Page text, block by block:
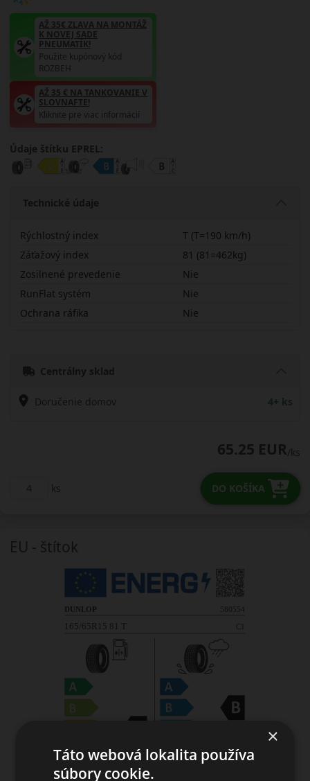
AŽ 35€ ZĽAVA NA MONTÁŽ
K NOVEJ SADE
PNEUMATÍK!
Použite kupónový kód
ROZBEH
AŽ 35 € NA TANKOVANIE V
SLOVNAFTE!
Kliknite pre viac informácií
Údaje štítku EPREL:
Technické údaje
Rýchlostný index
T (T=190 km/h)
Záťažový index
81 (81=462kg)
Zosilnené prevedenie
Nie
RunFlat systém
Nie
Ochrana ráfika
Nie
Centrálny sklad
Doručenie domov 4+ ks
65.25 EUR/ks
ks DO KOŠÍKA
EU - štítok
×
Táto webová lokalita používa
súbory cookie.